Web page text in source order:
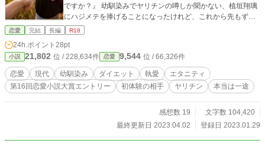
ですか？』 幼馴染みでヤリチンの噂しか聞かない、植垣翔璃
にハジメテを捧げることになったけれど、これから先もずっ
とおデブなキャラで生きて行くのか悩んだ美都真は留学を決
恋愛 完結 長編 R18
24h.ポイント 28pt
小説 21,802 位 / 228,634件 恋愛 9,544 位 / 66,326件
恋愛 現代 幼馴染み ダイエット 執愛
エタニティ
第16回恋愛小説大賞エントリー
初体験の相手 ヤリチン 本当は一途
感想数 19
文字数 104,420
最終更新日 2023.04.02
登録日 2023.01.29